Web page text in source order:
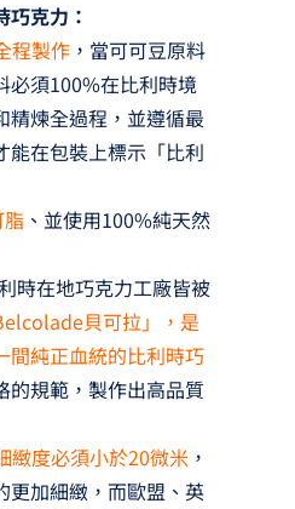
克力：
程製作，當可可豆原料
必須100%在比利時境
精煉全過程，並遵循最
能在包裝上標示「比利
、並使用100%純天然
時在地巧克力工廠皆被
貝可拉」，是
間純正血統的比利時巧
的規範，製作出高品質
緻度必須小於20微米 ，
更加細緻，而歐盟、英